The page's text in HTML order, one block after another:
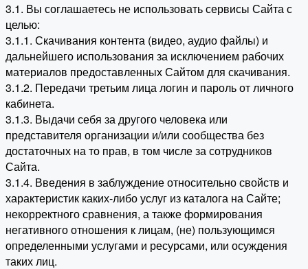
3.1. Вы соглашаетесь не использовать сервисы Сайта с
целью:
3.1.1. Скачивания контента (видео, аудио файлы) и
дальнейшего использования за исключением рабочих
материалов предоставленных Сайтом для скачивания.
3.1.2. Передачи третьим лица логин и пароль от личного
кабинета.
3.1.3. Выдачи себя за другого человека или
представителя организации и/или сообщества без
достаточных на то прав, в том числе за сотрудников
Сайта.
3.1.4. Введения в заблуждение относительно свойств и
характеристик каких-либо услуг из каталога на Сайте;
некорректного сравнения, а также формирования
негативного отношения к лицам, (не) пользующимся
определенными услугами и ресурсами, или осуждения
таких лиц.